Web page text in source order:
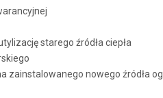
starego źródła ciepła
zainstalowanego nowego źródła